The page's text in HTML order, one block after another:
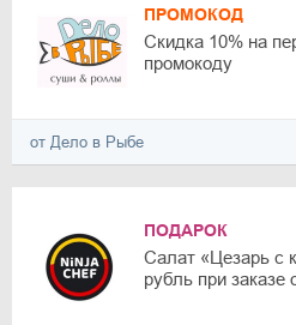
ПРОМОКОД
Скидка 10% на
промокоду
от Дело в Рыбе
ПОДАРОК
Салат «Цезарь с
рубль при заказе